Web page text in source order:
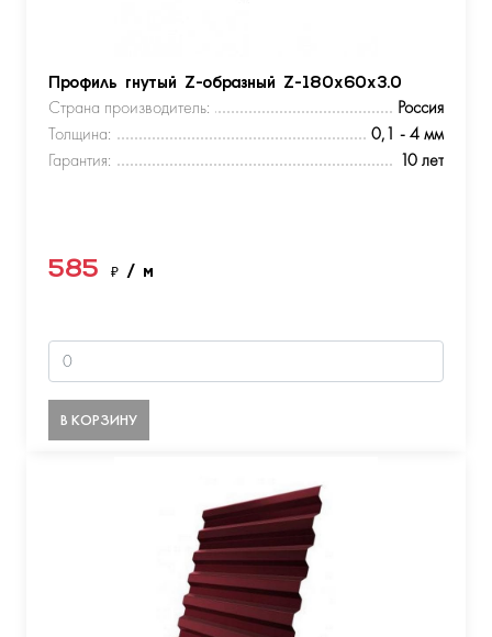
Профиль гнутый Z-образный Z-180х60х3.0
Страна производитель:
Россия
Толщина:
0,1 - 4 мм
Гарантия:
10 лет
585 ₽ / м
В КОРЗИНУ